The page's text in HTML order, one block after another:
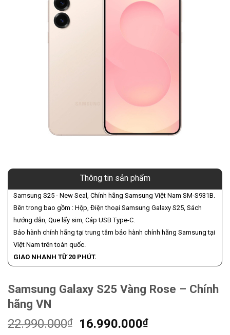
Thông tin sản phẩm
Samsung S25 - New Seal, Chính hãng Samsung Việt Nam SM-S931B.
Bên trong bao gồm : Hộp, Điện thoại Samsung Galaxy S25, Sách
hướng dẫn, Que lấy sim, Cáp USB Type-C.
Bảo hành chính hãng tại trung tâm bảo hành chính hãng Samsung tại
Việt Nam trên toàn quốc.
GIAO NHANH TỪ 20 PHÚT.
Samsung Galaxy S25 Vàng Rose – Chính
hãng VN
22.990.000₫
Giá
16.990.000₫Giá